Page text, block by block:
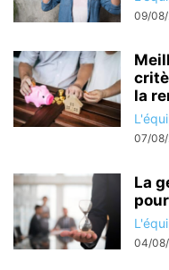
09/
la
07/
La
04/